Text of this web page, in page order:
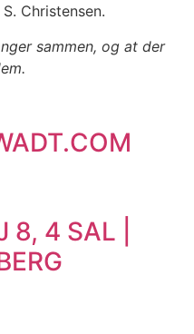
Christensen.
sammen, og at der
8, 4 SAL |